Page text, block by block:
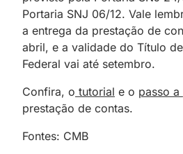
Portaria SNJ 06/12. Vale
a entrega da prestação de
abril, e a validade do Título
Federal vai até setembro.
Confira, o tutorial e o passo a
prestação de contas.
Fontes: CMB